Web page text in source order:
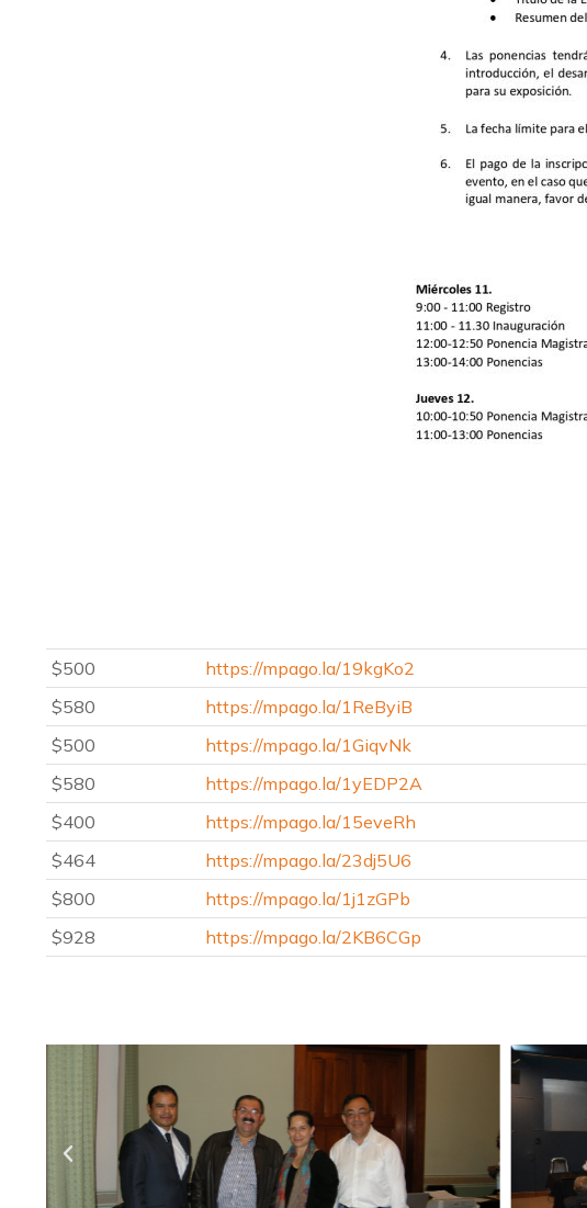
$500 https://mpago.la/19kgKo2
$580
https://mpago.la/1ReByiB
$500
https://mpago.la/1GiqvNk
$580
https://mpago.la/1yEDP2A
$400
https://mpago.la/15eveRh
$464
https://mpago.la/23dj5U6
$800
https://mpago.la/1j1zGPb
$928
https://mpago.la/2KB6CGp